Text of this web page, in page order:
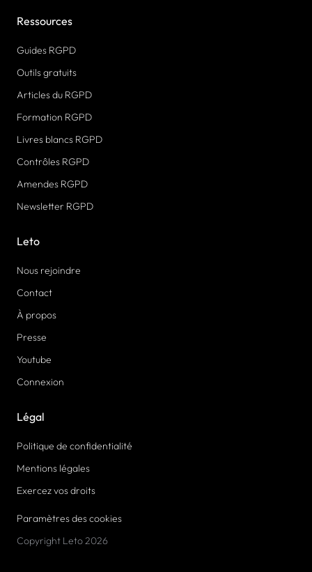
Ressources
Guides RGPD
Outils gratuits
Articles du RGPD
Formation RGPD
Livres blancs RGPD
Contrôles RGPD
Amendes RGPD
Newsletter RGPD
Leto
Nous rejoindre
Contact
À propos
Presse
Youtube
Connexion
Légal
Politique de confidentialité
Mentions légales
Exercez vos droits
Paramètres des cookies
Copyright Leto 2026